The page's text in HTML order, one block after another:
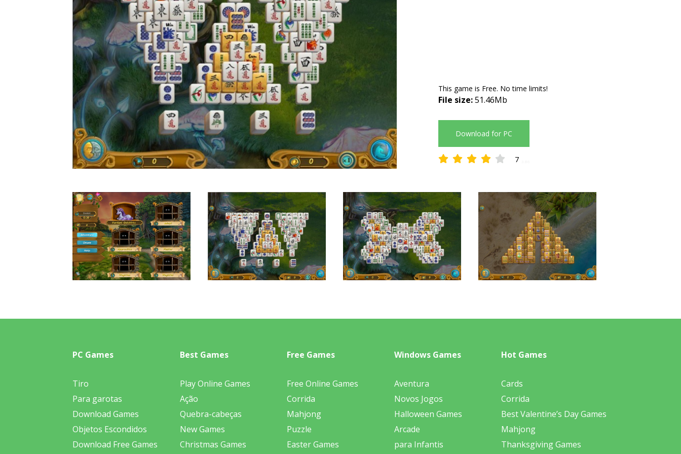
This game is Free. No time limits!
File size:51.46Mb
Download for PC
7
PC Games
Tiro
Para garotas
Download Games
Objetos Escondidos
Download Free Games
Best Games
Play Online Games
Ação
Quebra-cabeças
New Games
Christmas Games
Free Games
Free Online Games
Corrida
Mahjong
Puzzle
Easter Games
Windows Games
Aventura
Novos Jogos
Halloween Games
Arcade
para Infantis
Hot Games
Cards
Corrida
Best Valentine’s Day Games
Mahjong
Thanksgiving Games